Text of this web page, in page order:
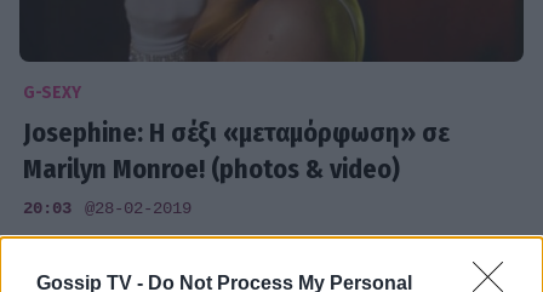
Gossip TV - Do Not Process My Personal
G-SEXY
Josephine: Η σέξι «μεταμόρφωση» σε
Marilyn Monroe! (photos & video)
20:03 @28-02-2019